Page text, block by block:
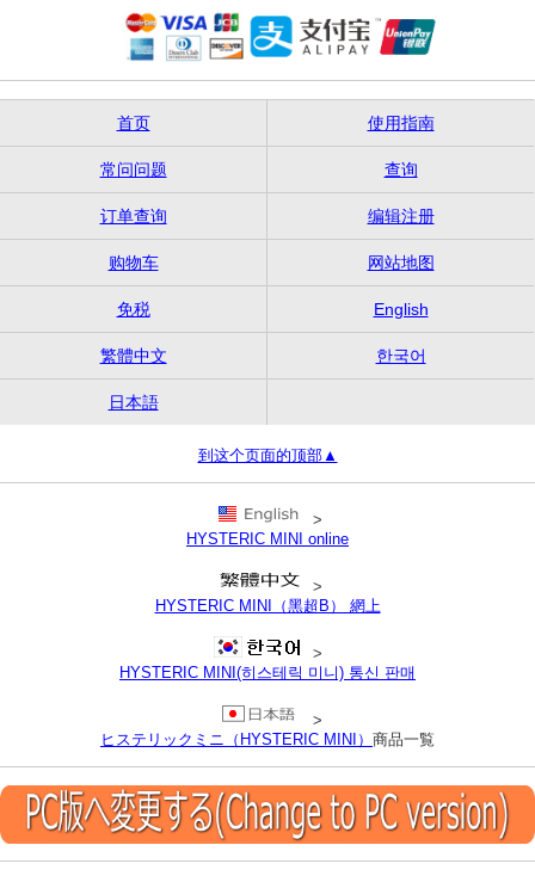
首页 使用指南
常问问题 查询
订单查询 编辑注册
购物车 网站地图
免税 English
繁體中文 한국어
日本語
到这个页面的顶部▲
>
HYSTERIC MINI online
>
HYSTERIC MINI（黑超B） 網上
>
HYSTERIC MINI(히스테릭 미니) 통신 판매
>
ヒステリックミニ（HYSTERIC MINI） 商品一覧